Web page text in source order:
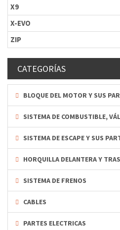
X9
X-EVO
ZIP
CATEGORÍAS
BLOQUE DEL MOTOR Y SUS
SISTEMA DE COMBUSTIBLE,
SISTEMA DE ESCAPE Y SUS
HORQUILLA DELANTERA Y
SISTEMA DE FRENOS
CABLES
PARTES ELECTRICAS